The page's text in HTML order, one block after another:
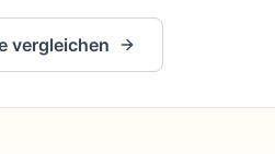
vergleichen